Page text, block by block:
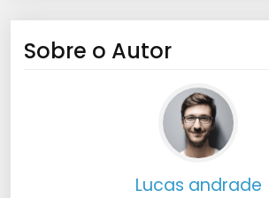
Sobre o Autor
Lucas andrade